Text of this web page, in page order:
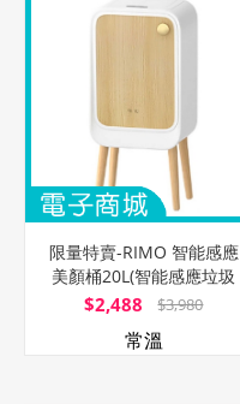
限量特賣-RIMO 智能感應
美顏桶20L(智能感應垃圾
桶)-白
$2,488 $3,980
常溫